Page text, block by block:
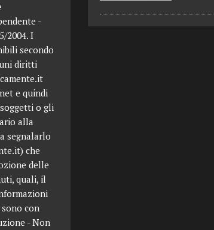
-
2004. I
secondo
diritti
e quindi
o gli
alla
segnalarlo
che
delle
quali, il
con
- Non